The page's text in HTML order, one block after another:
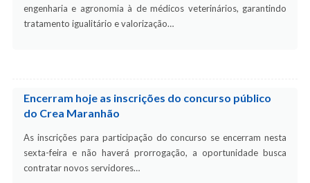
engenharia e agronomia à de médicos veterinários, garantindo
tratamento igualitário e valorização…
Encerram hoje as inscrições do concurso público
do Crea Maranhão
As inscrições para participação do concurso se encerram nesta
sexta-feira e não haverá prorrogação, a oportunidade busca
contratar novos servidores…